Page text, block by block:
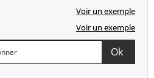
Voir un exemple
Voir un exemple